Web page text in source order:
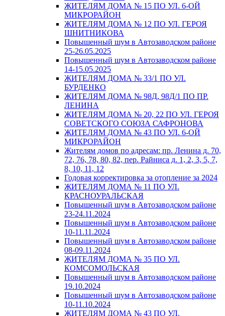
ЖИТЕЛЯМ ДОМА № 15 ПО УЛ. 6-ОЙ
МИКРОРАЙОН
ЖИТЕЛЯМ ДОМА № 12 ПО УЛ. ГЕРОЯ
ШНИТНИКОВА
Повышенный шум в Автозаводском районе
25-26.05.2025
Повышенный шум в Автозаводском районе
14-15.05.2025
ЖИТЕЛЯМ ДОМА № 33/1 ПО УЛ.
БУРДЕНКО
ЖИТЕЛЯМ ДОМА № 98Д, 98Д/1 ПО ПР.
ЛЕНИНА
ЖИТЕЛЯМ ДОМА № 20, 22 ПО УЛ. ГЕРОЯ
СОВЕТСКОГО СОЮЗА САФРОНОВА
ЖИТЕЛЯМ ДОМА № 43 ПО УЛ. 6-ОЙ
МИКРОРАЙОН
Жителям домов по адресам: пр. Ленина д. 70,
72, 76, 78, 80, 82, пер. Райниса д. 1, 2, 3, 5, 7,
8, 10, 11, 12
Годовая корректировка за отопление за 2024
ЖИТЕЛЯМ ДОМА № 11 ПО УЛ.
КРАСНОУРАЛЬСКАЯ
Повышенный шум в Автозаводском районе
23-24.11.2024
Повышенный шум в Автозаводском районе
10-11.11.2024
Повышенный шум в Автозаводском районе
08-09.11.2024
ЖИТЕЛЯМ ДОМА № 35 ПО УЛ.
КОМСОМОЛЬСКАЯ
Повышенный шум в Автозаводском районе
19.10.2024
Повышенный шум в Автозаводском районе
10-11.10.2024
ЖИТЕЛЯМ ДОМА № 43 ПО УЛ.